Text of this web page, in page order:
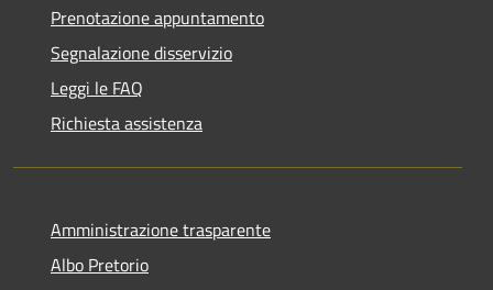
Prenotazione appuntamento
Segnalazione disservizio
Leggi le FAQ
Richiesta assistenza
Amministrazione trasparente
Albo Pretorio